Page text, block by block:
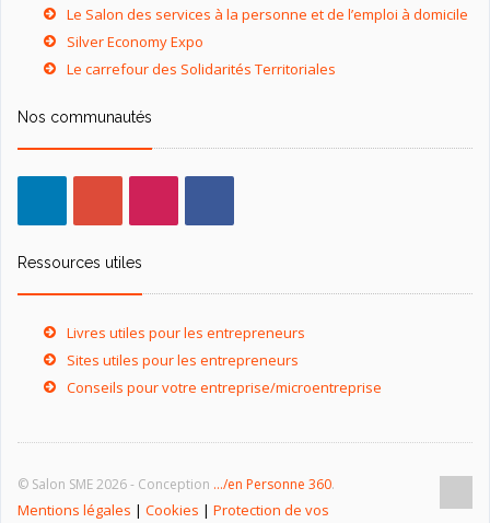
Le Salon des services à la personne et de l’emploi à domicile
Silver Economy Expo
Le carrefour des Solidarités Territoriales
Nos communautés
Ressources utiles
Livres utiles pour les entrepreneurs
Sites utiles pour les entrepreneurs
Conseils pour votre entreprise/microentreprise
© Salon SME 2026 - Conception .../en Personne 360.
Mentions légales | Cookies | Protection de vos